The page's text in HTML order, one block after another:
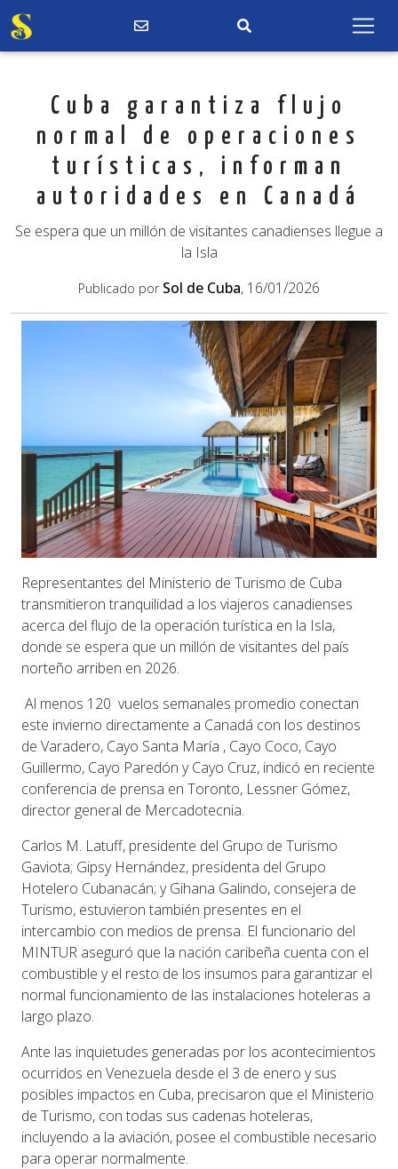
Cuba garantiza flujo
normal de operaciones
turísticas, informan
autoridades en Canadá
Se espera que un millón de visitantes canadienses llegue a
la Isla
Publicado por Sol de Cuba, 16/01/2026
Representantes del Ministerio de Turismo de Cuba
transmitieron tranquilidad a los viajeros canadienses
acerca del flujo de la operación turística en la Isla,
donde se espera que un millón de visitantes del país
norteño arriben en 2026.
Al menos 120 vuelos semanales promedio conectan
este invierno directamente a Canadá con los destinos
de Varadero, Cayo Santa María , Cayo Coco, Cayo
Guillermo, Cayo Paredón y Cayo Cruz, indicó en reciente
conferencia de prensa en Toronto, Lessner Gómez,
director general de Mercadotecnia.
Carlos M. Latuff, presidente del Grupo de Turismo
Gaviota; Gipsy Hernández, presidenta del Grupo
Hotelero Cubanacán; y Gihana Galindo, consejera de
Turismo, estuvieron también presentes en el
intercambio con medios de prensa. El funcionario del
MINTUR aseguró que la nación caribeña cuenta con el
combustible y el resto de los insumos para garantizar el
normal funcionamiento de las instalaciones hoteleras a
largo plazo.
Ante las inquietudes generadas por los acontecimientos
ocurridos en Venezuela desde el 3 de enero y sus
posibles impactos en Cuba, precisaron que el Ministerio
de Turismo, con todas sus cadenas hoteleras,
incluyendo a la aviación, posee el combustible necesario
para operar normalmente.